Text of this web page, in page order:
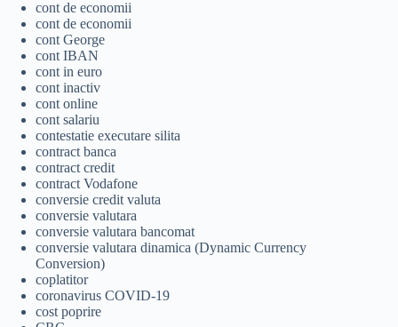
cont de economii
cont de economii
cont George
cont IBAN
cont in euro
cont inactiv
cont online
cont salariu
contestatie executare silita
contract banca
contract credit
contract Vodafone
conversie credit valuta
conversie valutara
conversie valutara bancomat
conversie valutara dinamica (Dynamic Currency
Conversion)
coplatitor
coronavirus COVID-19
cost poprire